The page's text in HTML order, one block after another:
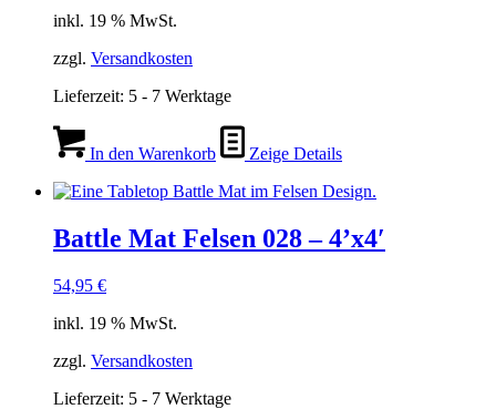
inkl. 19 % MwSt.
zzgl. Versandkosten
Lieferzeit: 5 - 7 Werktage
In den Warenkorb Zeige Details
Battle Mat Felsen 028 – 4’x4′
54,95 €
inkl. 19 % MwSt.
zzgl. Versandkosten
Lieferzeit: 5 - 7 Werktage